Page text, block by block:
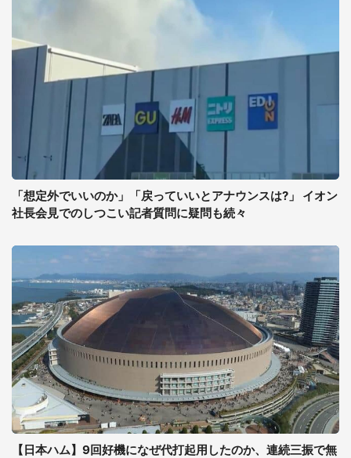
「想定外でいいのか」「戻っていいとアナウンスは?」 イオン
社長会見でのしつこい記者質問に疑問も続々
【日本ハム】9回好機になぜ代打起用したのか、連続三振で無